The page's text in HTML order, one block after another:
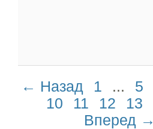
← Назад 1 ... 5
10
11 12 13
Вперед →